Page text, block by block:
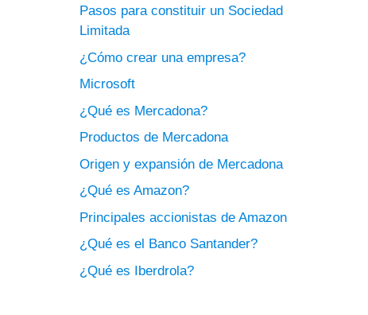
Pasos para constituir un Sociedad
Limitada
¿Cómo crear una empresa?
Microsoft
¿Qué es Mercadona?
Productos de Mercadona
Origen y expansión de Mercadona
¿Qué es Amazon?
Principales accionistas de Amazon
¿Qué es el Banco Santander?
¿Qué es Iberdrola?